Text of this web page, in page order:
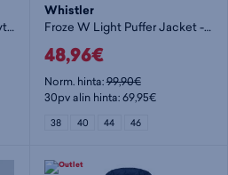
Huila Synth W - naisten kevytvanutakki
Whistler
Froze W Light Puffer Jacket - naisten kevytvanutakki
48,96€
Norm. hinta:99,90€
30pv alin hinta: 69,95€
38 40 44 46